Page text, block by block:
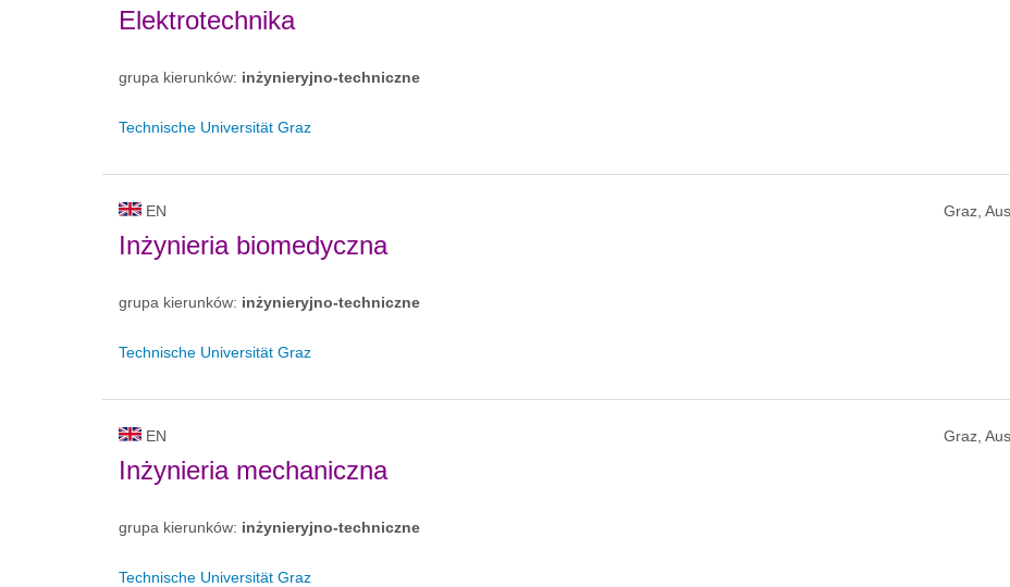
Elektrotechnika
grupa kierunków: inżynieryjno-techniczne
Technische Universität Graz
EN Graz,
Inżynieria biomedyczna
grupa kierunków: inżynieryjno-techniczne
Technische Universität Graz
EN Graz,
Inżynieria mechaniczna
grupa kierunków: inżynieryjno-techniczne
Technische Universität Graz